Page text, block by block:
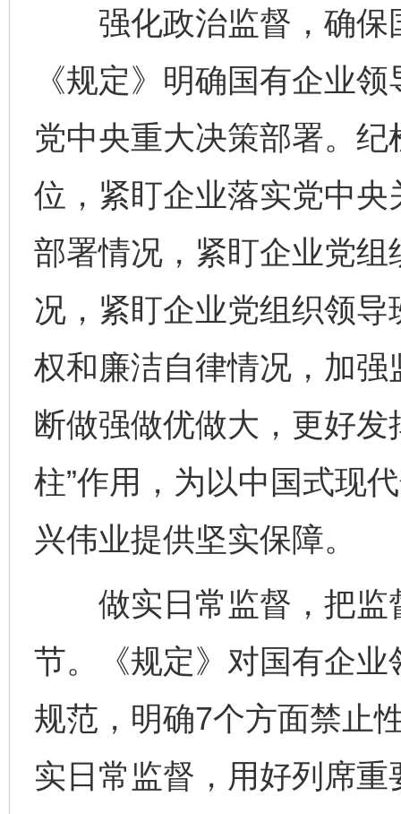
强化政治监督，确保
《规定》明确国有企业
党中央重大决策部署。
位，紧盯企业落实党中
部署情况，紧盯企业党
况，紧盯企业党组织领导
权和廉洁自律情况，加
断做强做优做大，更好发
柱”作用，为以中国式现
兴伟业提供坚实保障。
做实日常监督，把监
节。《规定》对国有企
规范，明确7个方面禁止
实日常监督，用好列席